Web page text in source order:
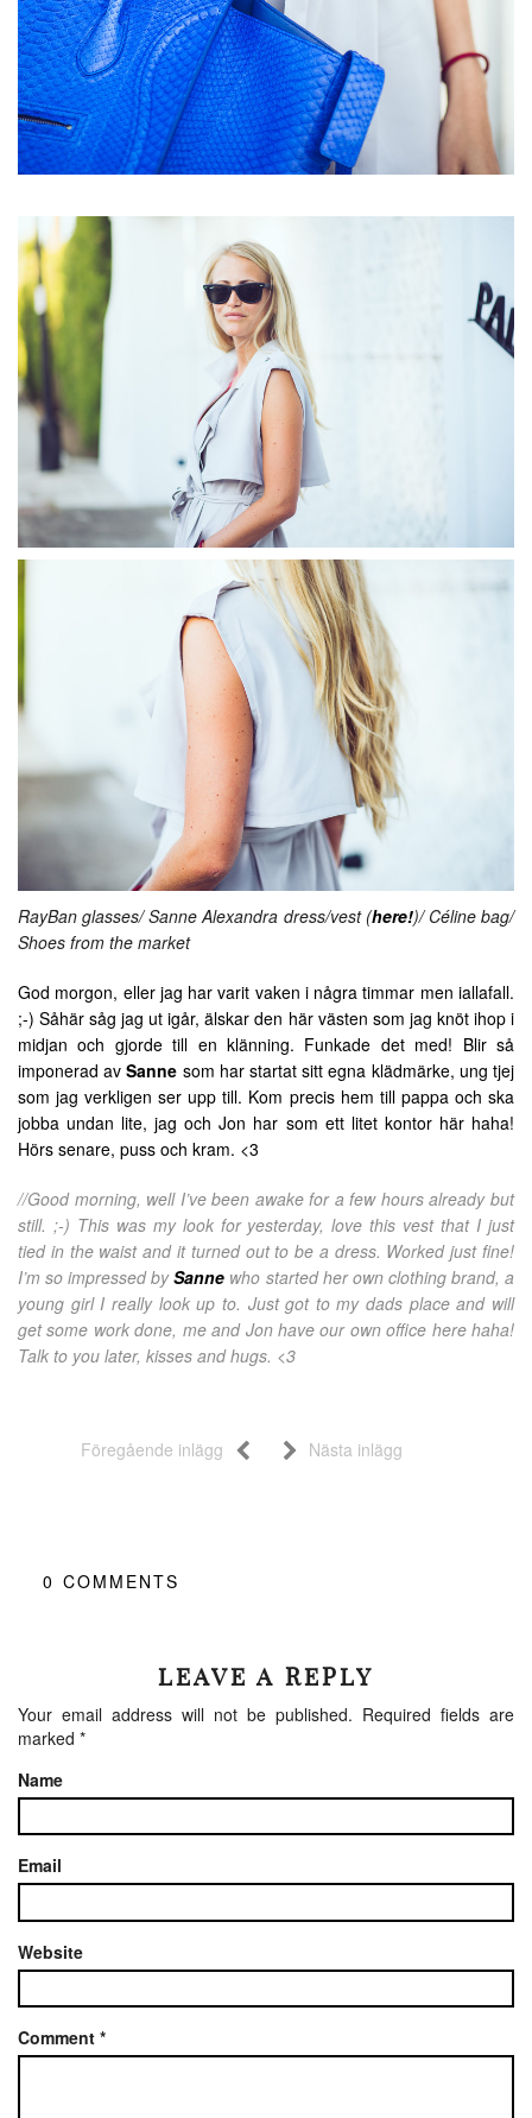
RayBan glasses/ Sanne Alexandra dress/vest (here!)/ Céline bag/
Shoes from the market
God morgon, eller jag har varit vaken i några timmar men iallafall.
;-) Såhär såg jag ut igår, älskar den här västen som jag knöt ihop i
midjan och gjorde till en klänning. Funkade det med! Blir så
imponerad avSanne som har startat sitt egna klädmärke, ung tjej
som jag verkligen ser upp till. Kom precis hem till pappa och ska
jobba undan lite, jag och Jon har som ett litet kontor här haha!
Hörs senare, puss och kram. <3
//Good morning, well I’ve been awake for a few hours already but
still. ;-) This was my look for yesterday, love this vest that I just
tied in the waist and it turned out to be a dress. Worked just fine!
I’m so impressed bySanne who started her own clothing brand, a
young girl I really look up to. Just got to my dads place and will
get some work done, me and Jon have our own office here haha!
Talk to you later, kisses and hugs. <3
Föregående inlägg Nästa inlägg
0 COMMENTS
LEAVE A REPLY
Your email address will not be published. Required fields are
marked *
Name
Email
Website
Comment *